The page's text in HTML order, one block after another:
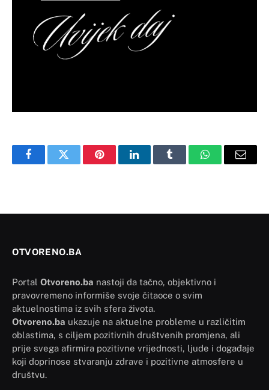
FacebookTwitter PinterestLinkedInTumblr WhatsAppEmail
OTVORENO.BA
Portal Otvoreno.ba nastoji da tačno, objektivno i
pravovremeno informiše svoje čitaoce o svim
aktuelnostima iz svih sfera života.
Otvoreno.ba ukazuje na aktuelne probleme u različitim
oblastima, s ciljem pozitivnih društvenih promjena, ali
prije svega afirmira pozitivne vrijednosti, ljude i događaje
koji doprinose stvaranju zdrave i pozitivne atmosfere u
društvu.